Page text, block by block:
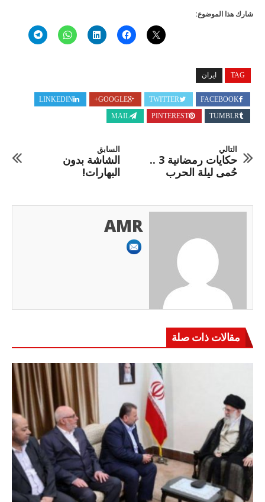
شارك هذا الموضوع:
TAG ايران
FACEBOOK
TWITTER
GOOGLE+
LINKEDIN
TUMBLR
PINTEREST
MAIL
السابق
الشاشة بدون
البهارات!
التالي
حكايات رمضانية 3 ..
حُمى ليلة الحرب
AMR
مقالات ذات صلة